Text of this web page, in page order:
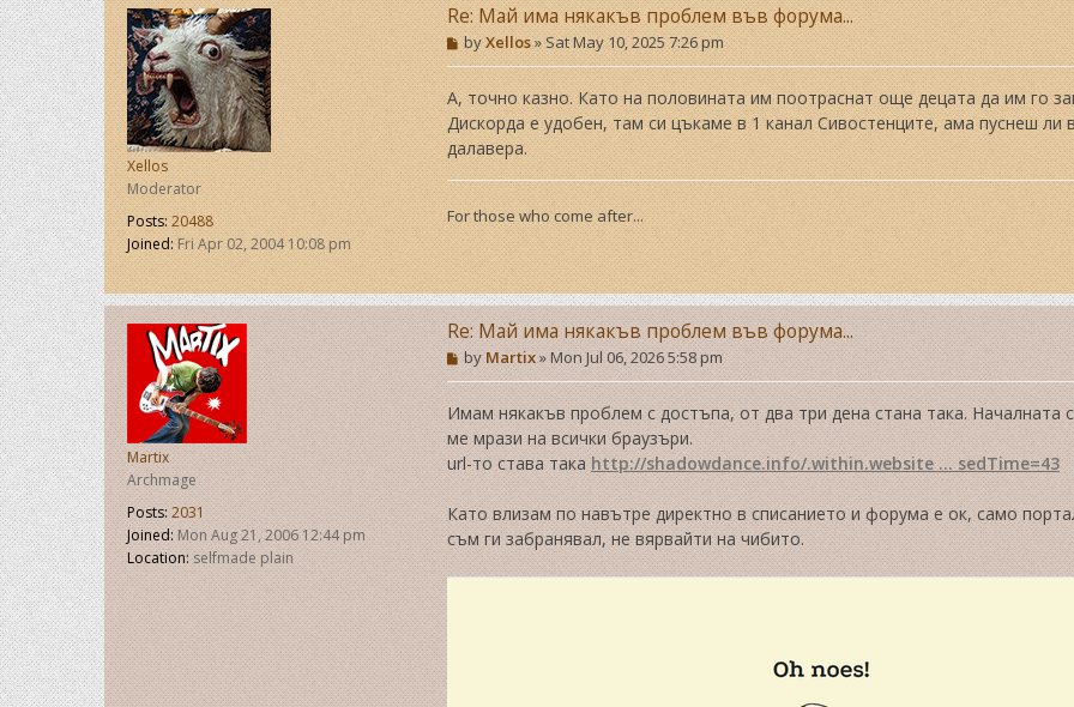
Xellos
Moderator
Posts: 20488
Joined:Fri Apr 02, 2004 10:08 pm
Re: Май има някакъв проблем във форума...
P
o
s
t
byXellos»Sat May 10, 2025 7:26 pm
А, точно казно. Като на половината им поотраснат още децата да им го
Дискорда е удобен, там си цъкаме в 1 канал Сивостенците, ама пуснеш
далавера.
For those who come after...
Martix
Archmage
Posts: 2031
Joined:Mon Aug 21, 2006 12:44 pm
Location:selfmade plain
Re: Май има някакъв проблем във форума...
P
o
s
t
byMartix»Mon Jul 06, 2026 5:58 pm
Имам някакъв проблем с достъпа, от два три дена стана така. Началната
ме мрази на всички браузъри.
url-то става такаhttp://shadowdance.info/.within.website ... sedTime=43
Като влизам по навътре директно в списанието и форума е ок, само
съм ги забранявал, не вярвайти на чибито.